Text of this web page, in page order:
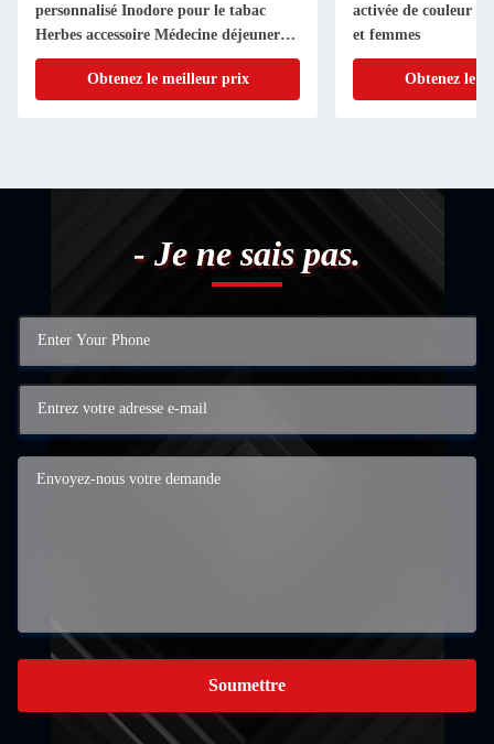
personnalisé Inodore pour le tabac
Herbes accessoire Médecine déjeuner
Contenant de stockage
Obtenez le meilleur prix
activée de couleur
et femmes
Obtenez le
- Je ne sais pas.
Soumettre